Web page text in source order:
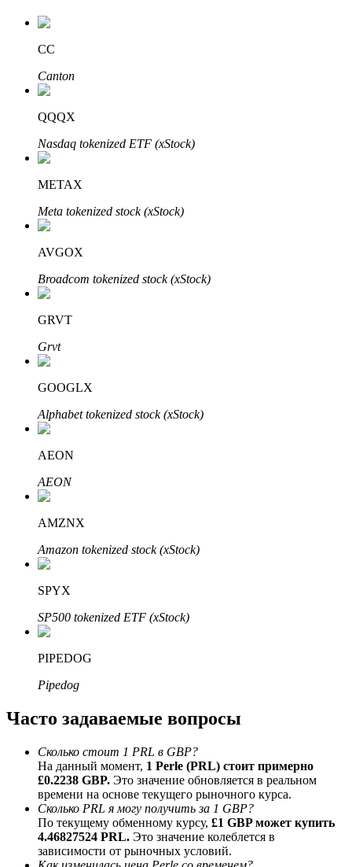
Авто Инвест
Получите долгосрочную прибыль и гибкие проценты
Изучите стейкинг
Узнайте о пассивном доходе
Bitrue Партнеры
Партнеры Bitrue
До 65% комиссии!
CC
Canton
QQQX
Nasdaq tokenized ETF (xStock)
METAX
Meta tokenized stock (xStock)
AVGOX
Broadcom tokenized stock (xStock)
GRVT
Grvt
GOOGLX
Alphabet tokenized stock (xStock)
AEON
AEON
AMZNX
Amazon tokenized stock (xStock)
SPYX
SP500 tokenized ETF (xStock)
PIPEDOG
Pipedog
Часто задаваемые вопросы
Сколько стоит 1 PRL в GBP?
На данный момент, 1 Perle (PRL) стоит примерно
£0.2238 GBP. Это значение обновляется в реальном
времени на основе текущего рыночного курса.
Сколько PRL я могу получить за 1 GBP?
По текущему обменному курсу, £1 GBP может купить
4.46827524 PRL. Это значение колеблется в
зависимости от рыночных условий.